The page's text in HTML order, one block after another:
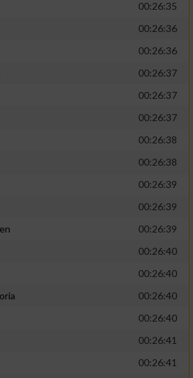
00:26:35
00:26:36
00:26:36
00:26:37
00:26:37
00:26:37
00:26:38
00:26:38
00:26:39
00:26:39
00:26:39
00:26:40
00:26:40
00:26:40
00:26:40
00:26:41
00:26:41